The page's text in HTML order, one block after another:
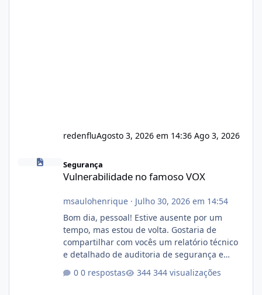
redenfluAgosto 3, 2026 em 14:36 Ago 3, 2026
Vulnerabilidade no famoso VOX
Segurança
Vulnerabilidade no famoso VOX
msaulohenrique· Julho 30, 2026 em 14:54
Bom dia, pessoal! Estive ausente por um
tempo, mas estou de volta. Gostaria de
compartilhar com vocês um relatório técnico
e detalhado de auditoria de segurança e
conformidade referente ao VOXPANEL (versão
atualmente em circulação e comercialização
0 respostas 344 visualizações